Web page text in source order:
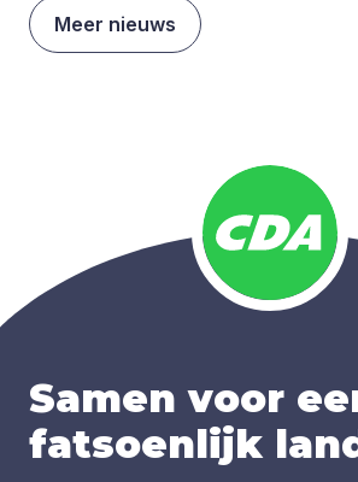
Meer nieuws
Samen voor
fatsoenlijk